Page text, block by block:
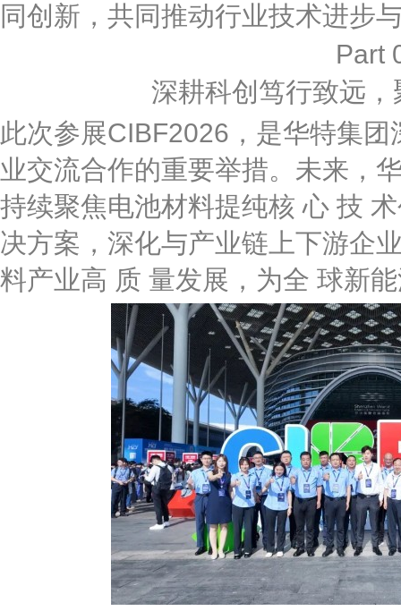
同创新，共同推动行业技术进步
Part
深耕科创笃行致远
此次参展CIBF2026，是华特集
业交流合作的重要举措。未来，
持续聚焦电池材料提纯核 心 技
决方案，深化与产业链上下游企
料产业高 质 量发展，为全 球新